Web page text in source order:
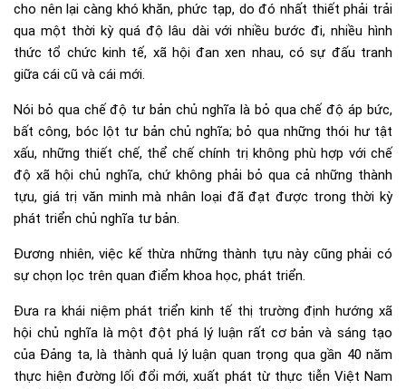
cho nên lại càng khó khăn, phức tạp, do đó nhất thiết phải trải
qua một thời kỳ quá độ lâu dài với nhiều bước đi, nhiều hình
thức tổ chức kinh tế, xã hội đan xen nhau, có sự đấu tranh
giữa cái cũ và cái mới.
Nói bỏ qua chế độ tư bản chủ nghĩa là bỏ qua chế độ áp bức,
bất công, bóc lột tư bản chủ nghĩa; bỏ qua những thói hư tật
xấu, những thiết chế, thể chế chính trị không phù hợp với chế
độ xã hội chủ nghĩa, chứ không phải bỏ qua cả những thành
tựu, giá trị văn minh mà nhân loại đã đạt được trong thời kỳ
phát triển chủ nghĩa tư bản.
Đương nhiên, việc kế thừa những thành tựu này cũng phải có
sự chọn lọc trên quan điểm khoa học, phát triển.
Đưa ra khái niệm phát triển kinh tế thị trường định hướng xã
hội chủ nghĩa là một đột phá lý luận rất cơ bản và sáng tạo
của Đảng ta, là thành quả lý luận quan trọng qua gần 40 năm
thực hiện đường lối đổi mới, xuất phát từ thực tiễn Việt Nam